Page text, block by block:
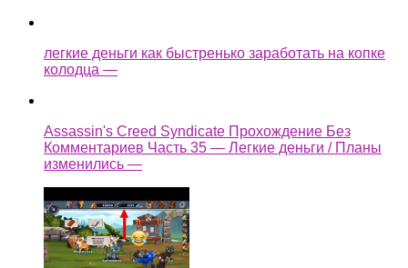
легкие деньги как быстренько заработать на копке
колодца —
Assassin's Creed Syndicate Прохождение Без
Комментариев Часть 35 — Легкие деньги / Планы
изменились —